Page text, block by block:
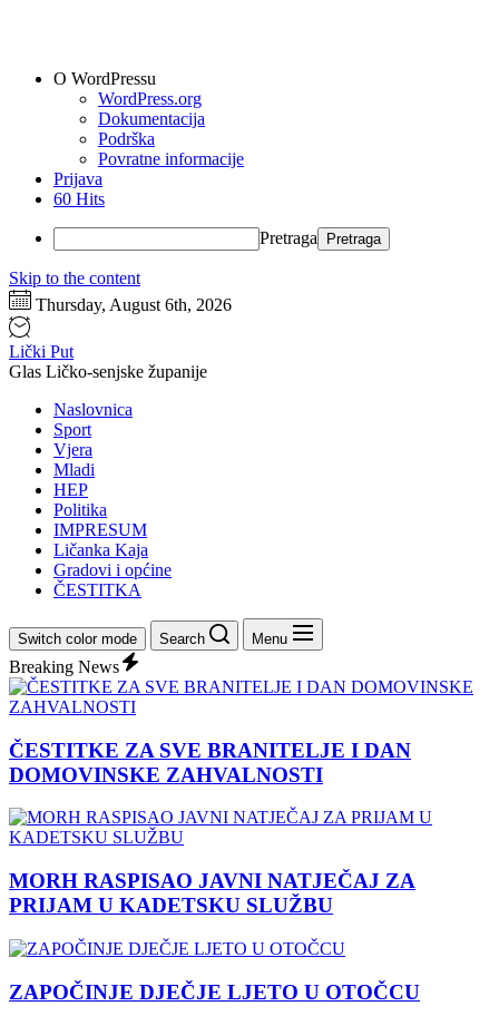
O WordPressu
WordPress.org
Dokumentacija
Podrška
Povratne informacije
Prijava
60 Hits
Pretraga
Skip to the content
Thursday, August 6th, 2026
Lički Put
Glas Ličko-senjske županije
Naslovnica
Sport
Vjera
Mladi
HEP
Politika
IMPRESUM
Ličanka Kaja
Gradovi i općine
ČESTITKA
Switch color mode Search Menu
Breaking News
ČESTITKE ZA SVE BRANITELJE I DAN
DOMOVINSKE ZAHVALNOSTI
MORH RASPISAO JAVNI NATJEČAJ ZA
PRIJAM U KADETSKU SLUŽBU
ZAPOČINJE DJEČJE LJETO U OTOČCU